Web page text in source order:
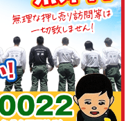
事ぶりに、メーカー
ております。お客様目
も徹底されており、
とも株式会社アステ
くお願いいたしま